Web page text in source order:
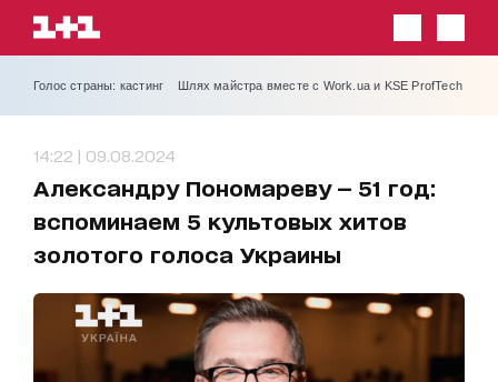
Голос страны: кастинг Шлях майстра вместе с Work.ua и KSE ProfTech
14:22 | 09.08.2024
Александру Пономареву — 51 год:
вспоминаем 5 культовых хитов
золотого голоса Украины